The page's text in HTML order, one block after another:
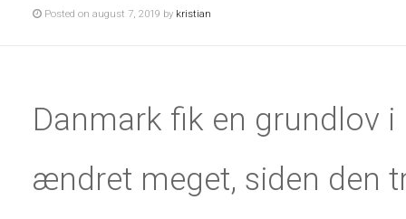
Posted on august 7, 2019 by kristian
Danmark fik en grundlov i
ændret meget, siden den